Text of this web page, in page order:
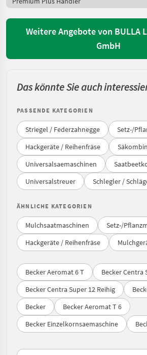
Weitere Angebote von BULLA
GmbH
Das könnte Sie auch
PASSENDE KATEGORIEN
Striegel / Federzahnegge
Setz-/
Hackgeräte / Reihenfräse
Universalsaemaschinen
Universalstreuer
Schlegler /
ÄHNLICHE KATEGORIEN
Mulchsaatmaschinen
Setz-/
Hackgeräte / Reihenfräse
Becker Aeromat 6 T
Becker Centra
Becker Centra Super 12 Reihig
Becker
Becker Aeromat T 6
Becker Einzelkornsaemaschine